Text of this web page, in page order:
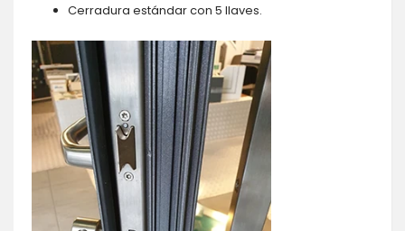
Cerradura estándar con 5 llaves.